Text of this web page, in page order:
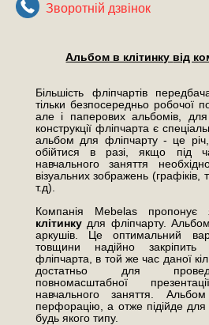
Зворотнiй дзвiнок
Альбом в клітинку від
Більшість фліпчартів
тільки безпосередньо робочої
але і паперових альбомів,
конструкції фліпчарта є
альбом для фліпчарту - це
обійтися в разі, якщо під
навчального заняття
візуальних зображень (графіків,
т.д).
Компанія Mebelas пропонує
клітинкудля фліпчарту.
аркушів. Це оптимальний
товщини надійно закріпить
фліпчарта, в той же час даної
достатньо для
повномасштабної
навчального заняття.
перфорацію, а отже підійде
будь якого типу.